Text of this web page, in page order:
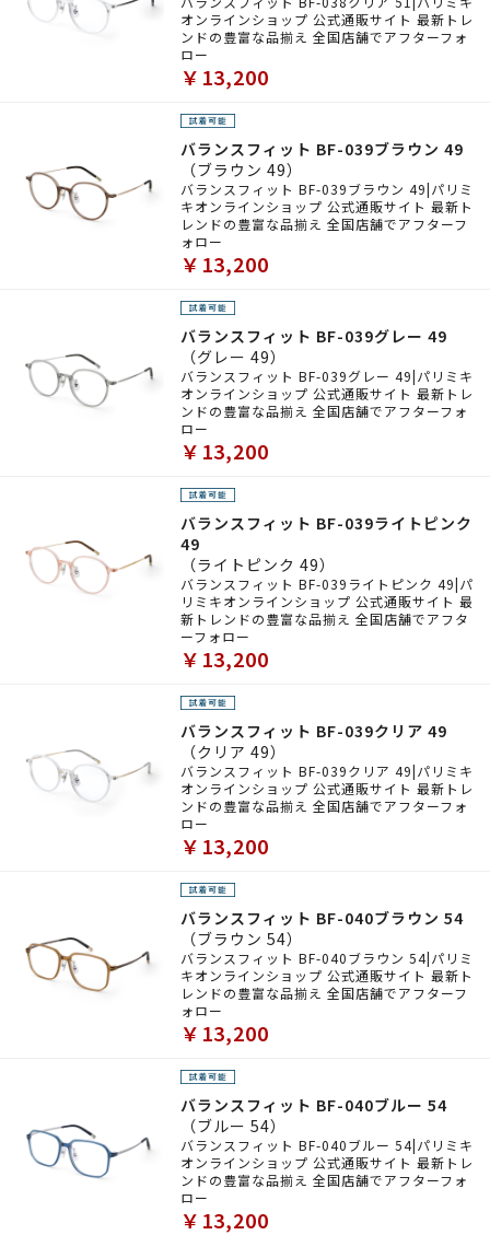
オンラインショップ 公式通販サイト 最新トレ
ンドの豊富な品揃え 全国店舗でアフターフォ
ロー
￥13,200
バランスフィット BF-039ブラウン 49
（ブラウン 49）
バランスフィット BF-039ブラウン 49|パリミ
キオンラインショップ 公式通販サイト 最新ト
レンドの豊富な品揃え 全国店舗でアフターフ
ォロー
￥13,200
バランスフィット BF-039グレー 49
（グレー 49）
バランスフィット BF-039グレー 49|パリミキ
オンラインショップ 公式通販サイト 最新トレ
ンドの豊富な品揃え 全国店舗でアフターフォ
ロー
￥13,200
バランスフィット BF-039ライトピンク
49
（ライトピンク 49）
バランスフィット BF-039ライトピンク 49|パ
リミキオンラインショップ 公式通販サイト 最
新トレンドの豊富な品揃え 全国店舗でアフタ
ーフォロー
￥13,200
バランスフィット BF-039クリア 49
（クリア 49）
バランスフィット BF-039クリア 49|パリミキ
オンラインショップ 公式通販サイト 最新トレ
ンドの豊富な品揃え 全国店舗でアフターフォ
ロー
￥13,200
バランスフィット BF-040ブラウン 54
（ブラウン 54）
バランスフィット BF-040ブラウン 54|パリミ
キオンラインショップ 公式通販サイト 最新ト
レンドの豊富な品揃え 全国店舗でアフターフ
ォロー
￥13,200
バランスフィット BF-040ブルー 54
（ブルー 54）
バランスフィット BF-040ブルー 54|パリミキ
オンラインショップ 公式通販サイト 最新トレ
ンドの豊富な品揃え 全国店舗でアフターフォ
ロー
￥13,200